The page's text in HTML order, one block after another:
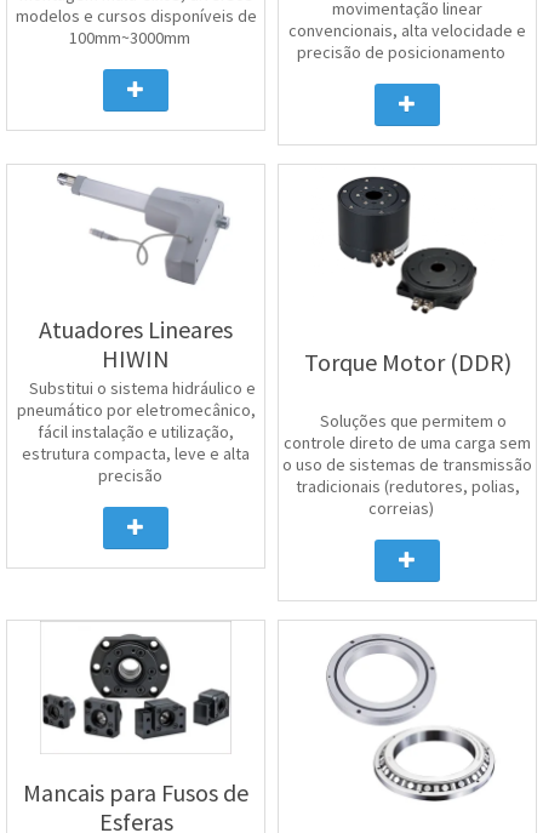
modelos e cursos disponíveis de
100mm~3000mm
movimentação linear
convencionais, alta velocidade e
precisão de posicionamento
Atuadores Lineares
HIWIN
Substitui o sistema hidráulico e
pneumático por eletromecânico,
fácil instalação e utilização,
estrutura compacta, leve e alta
precisão
Torque Motor (DDR)
Soluções que permitem o
controle direto de uma carga sem
o uso de sistemas de transmissão
tradicionais (redutores, polias,
correias)
Mancais para Fusos de
Esferas